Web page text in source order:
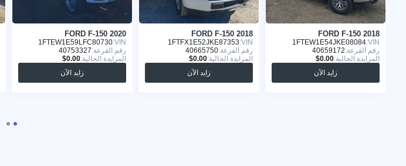
FORD F-150 2018
VIN:
1FTEW1E54JKE08084
رقم القرعة:40659172
المزايدة الحالية:
زايد الآن
FORD F-150 2018
VIN:
1FTFX1E52JKE87353
رقم القرعة:40665750
المزايدة الحالية:
زايد الآن
FORD F-150 2020
VIN:
1FTEW1E59LFC80730
رقم القرعة:40753327
المزايدة الحالية:
زايد الآن